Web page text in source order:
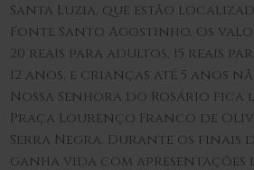
Santa Luzia, que estão
Fonte Santo Agostinho. Os
20 reais para adultos, 15 reais
12 anos, e crianças até 5 anos
Nossa Senhora do Rosário
Praça Lourenço Franco de
Serra Negra. Durante os finais
ganha vida com apresentações